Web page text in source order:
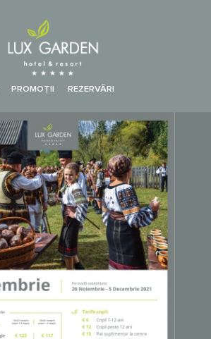
PROMOŢII REZERVĂRI